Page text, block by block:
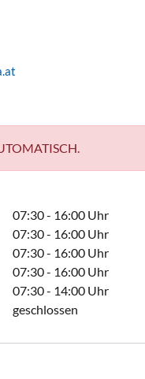
07:30 - 16:00 Uhr
07:30 - 16:00 Uhr
07:30 - 16:00 Uhr
07:30 - 16:00 Uhr
07:30 - 14:00 Uhr
geschlossen